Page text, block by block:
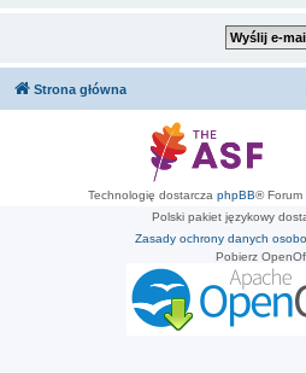
Strona główna
Technologię dostarcza phpBB® Forum
Polski pakiet językowy
Zasady ochrony danych
Pobierz